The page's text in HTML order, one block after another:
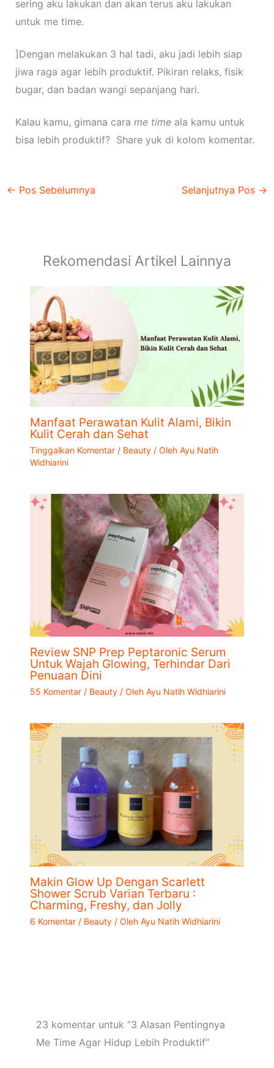
sering aku lakukan dan akan terus aku lakukan
untuk me time.
]Dengan melakukan 3 hal tadi, aku jadi lebih siap
jiwa raga agar lebih produktif. Pikiran relaks, fisik
bugar, dan badan wangi sepanjang hari.
Kalau kamu, gimana cara me time ala kamu untuk
bisa lebih produktif? Share yuk di kolom komentar.
← Pos Sebelumnya Selanjutnya Pos →
Rekomendasi Artikel Lainnya
Manfaat Perawatan Kulit Alami, Bikin
Kulit Cerah dan Sehat
Tinggalkan Komentar / Beauty/ Oleh Ayu Natih
Widhiarini
Review SNP Prep Peptaronic Serum
Untuk Wajah Glowing, Terhindar Dari
Penuaan Dini
55 Komentar / Beauty/ Oleh Ayu Natih Widhiarini
Makin Glow Up Dengan Scarlett
Shower Scrub Varian Terbaru :
Charming, Freshy, dan Jolly
6 Komentar / Beauty/ Oleh Ayu Natih Widhiarini
23 komentar untuk “3 Alasan Pentingnya
Me Time Agar Hidup Lebih Produktif”